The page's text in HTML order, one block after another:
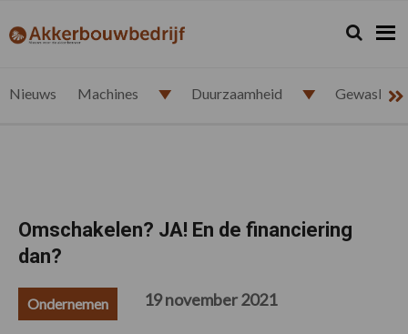
de
de
de
de
akkerbouwbedrijf.nl Zoeken...
Zoek
Nieuws Machines Duurzaamheid
Omschakelen? JA! En de financiering
dan?
Ondernemen 19 november 2021